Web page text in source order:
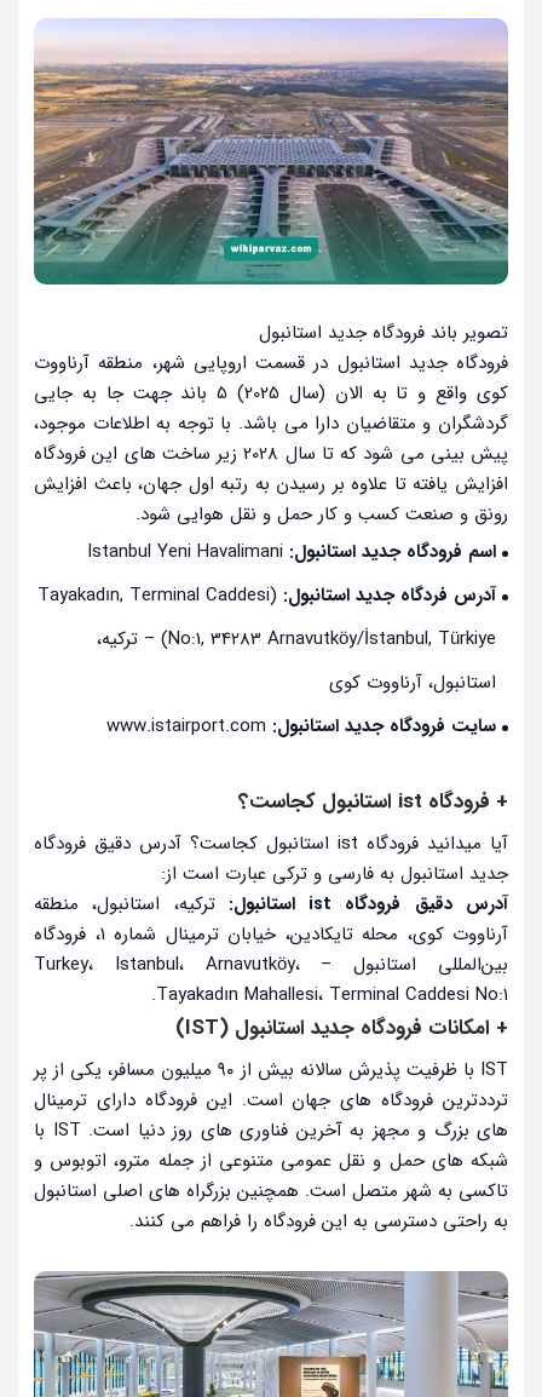
تصویر باند فرودگاه جدید استانبول
فرودگاه جدید استانبول در قسمت اروپایی شهر، منطقه آرناووت
کوی واقع و تا به الان (سال 2025) 5 باند جهت جا به جایی
گردشگران و متقاضیان دارا می باشد. با توجه به اطلاعات موجود،
پیش بینی می شود که تا سال 2028 زیر ساخت های این فرودگاه
افزایش یافته تا علاوه بر رسیدن به رتبه اول جهان، باعث افزایش
رونق و صنعت کسب و کار حمل و نقل هوایی شود.
اسم فرودگاه جدید استانبول:
آدرس فردگاه جدید استانبول: (Tayakadın, Terminal Caddesi
No:1, 34283 Arnavutköy/İstanbul, Türkiye) – ترکیه،
استانبول، آرناووت کوی
سایت فرودگاه جدید استانبول:
+ فرودگاه ist استانبول کجاست؟
آیا میدانید فرودگاه ist استانبول کجاست؟ آدرس دقیق فرودگاه
جدید استانبول به فارسی و ترکی عبارت است از:
آدرس دقیق فرودگاه ist استانبول:
ترکیه، استانبول، منطقه
آرناووت کوی، محله تایکادین، خیابان ترمینال شماره ۱، فرودگاه
بین‌المللی استانبول – Turkey، Istanbul، Arnavutköy،
Tayakadın Mahallesi، Terminal Caddesi No:1.
+ امکانات فرودگاه جدید استانبول (IST)
IST با ظرفیت پذیرش سالانه بیش از ۹۰ میلیون مسافر، یکی از پر
ترددترین فرودگاه های جهان است. این فرودگاه دارای ترمینال
های بزرگ و مجهز به آخرین فناوری های روز دنیا است. IST با
شبکه های حمل و نقل عمومی متنوعی از جمله مترو، اتوبوس و
تاکسی به شهر متصل است. همچنین بزرگراه های اصلی استانبول
به راحتی دسترسی به این فرودگاه را فراهم می کنند.